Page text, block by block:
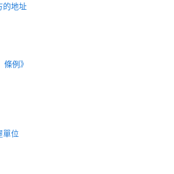
的地址
例》
單位